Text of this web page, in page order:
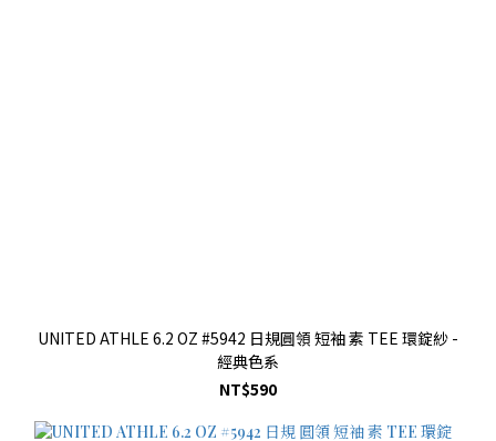
UNITED ATHLE 6.2 OZ #5942 日規圓領 短袖 素 TEE 環錠紗 -
經典色系
NT$590